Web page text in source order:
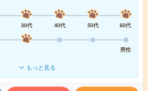
30代 40代 50代
60代
男性
もっと見る